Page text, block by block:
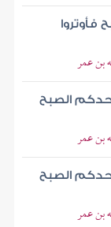
فأوتروا
بن عمر
الصبح
بن عمر
الصبح
بن عمر